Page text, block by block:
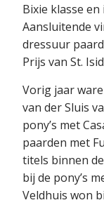
Bixie klasse
Aansluitende
dressuur
Prijs van St.
Vorig jaar
van der Sluis
pony’s met
paarden met
titels binnen
bij de pony’s
Veldhuis won